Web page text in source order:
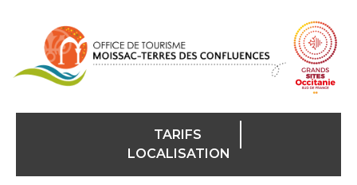
TARIFS
LOCALISATION